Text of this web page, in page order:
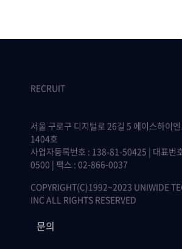
RECRUIT
서울 구로구 디지털로 26길 5 에이스하이
1404호
사업자등록번호 : 138-81-50425 | 대표번
0500 | 팩스 : 02-866-0037
COPYRIGHT(C)1992~2023 UNIWIDE
INC ALL RIGHTS RESERVED
문의